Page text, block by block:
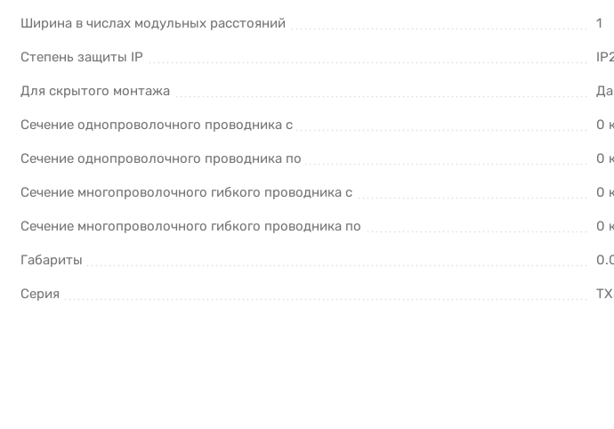
Ширина в числах модульных расстояний 1
Степень защиты IP
Для скрытого монтажа Да
Сечение однопроволочного проводника с 0
Сечение однопроволочного проводника по 0
Сечение многопроволочного гибкого проводника с 0
Сечение многопроволочного гибкого проводника по 0
Габариты
Серия